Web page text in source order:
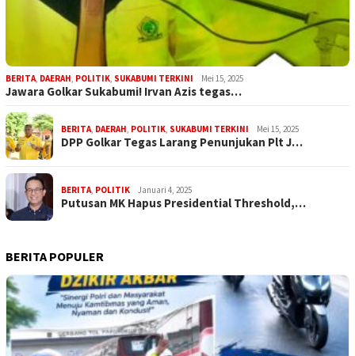
BERITA DAERAH POLITIK SUKABUMI TERKINI Mei 15, 2025
Jawara Golkar Sukabumi! Irvan Azis tegas…
BERITA DAERAH POLITIK SUKABUMI TERKINI Mei 15, 2025
DPP Golkar Tegas Larang Penunjukan Plt J…
BERITA POLITIK Januari 4, 2025
Putusan MK Hapus Presidential Threshold,…
BERITA POPULER